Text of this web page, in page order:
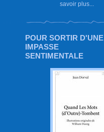
savoir plus...
POUR SORTIR D'UNE
IMPASSE
SENTIMENTALE